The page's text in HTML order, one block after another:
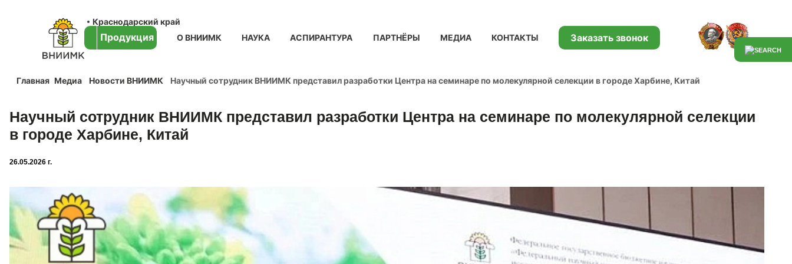
Краснодарский край
Продукция О ВНИИМК НАУКА АСПИРАНТУРА ПАРТНЁРЫ МЕДИА КОНТАКТЫ Заказать звонок
Главная Медиа Новости ВНИИМК Научный сотрудник ВНИИМК представил разработки Центра на семинаре по молекулярной селекции в городе Харбине, Китай
Научный сотрудник ВНИИМК представил разработки Центра на семинаре по молекулярной селекции
в городе Харбине, Китай
26.05.2026 г.